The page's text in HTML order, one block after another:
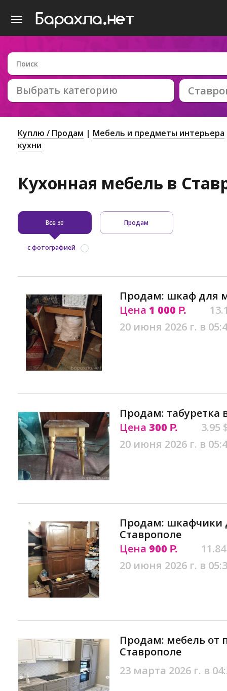
Выбрать категорию
Куплю / Продам
Мебель и предметы интерьера
кухни
Кухонная мебель в
Все30 Продам
с фотографией
Продам: шкаф для
Цена 1 000 Р.
20 июня 2026 г. в
Продам: табуретка
Цена 300 Р.
3.95
20 июня 2026 г. в
Продам: шкафчики
Ставрополе
Цена 900 Р.
20 июня 2026 г. в
Продам: мебель от
Ставрополе
23 марта 2026 г. в